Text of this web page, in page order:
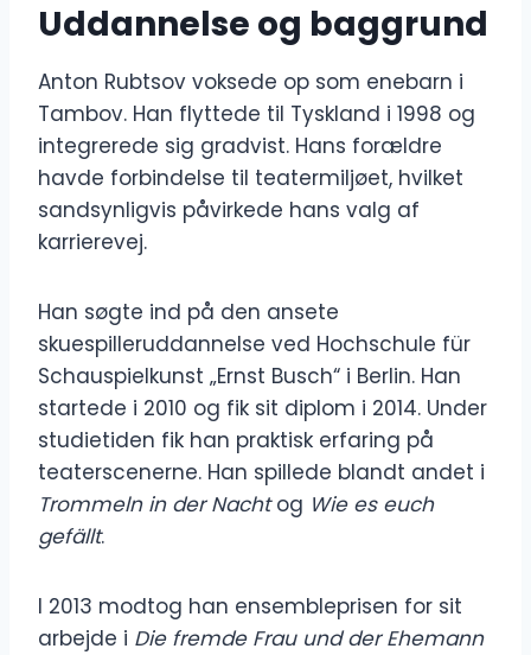
Uddannelse og baggrund
Anton Rubtsov voksede op som enebarn i
Tambov. Han flyttede til Tyskland i 1998 og
integrerede sig gradvist. Hans forældre
havde forbindelse til teatermiljøet, hvilket
sandsynligvis påvirkede hans valg af
karrierevej.
Han søgte ind på den ansete
skuespilleruddannelse ved Hochschule für
Schauspielkunst „Ernst Busch“ i Berlin. Han
startede i 2010 og fik sit diplom i 2014. Under
studietiden fik han praktisk erfaring på
teaterscenerne. Han spillede blandt andet i
Trommeln in der Nachtog Wie es euch
gefällt.
I 2013 modtog han ensembleprisen for sit
arbejde i Die fremde Frau und der Ehemann